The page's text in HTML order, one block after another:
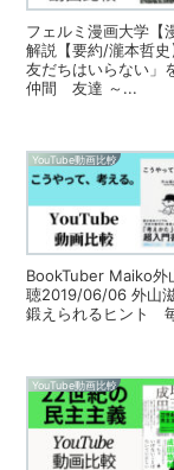
フェルミ漫画大学【
解説【要約/瀧本哲
友だちはいらない」
仲間 友達 ～...
YouTube動画比較
BookTuber Maiko外
聴2019/06/06 外山
鍛えられるヒント
YouTube動画比較